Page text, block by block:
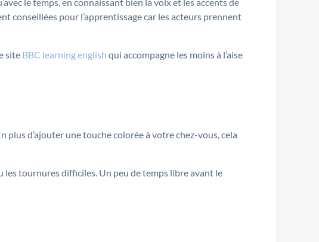
conseillées pour l’apprentissage car les acteurs prennent
site BBC learning english qui accompagne les moins à l’aise
d’ajouter une touche colorée à votre chez-vous, cela
tournures difficiles. Un peu de temps libre avant le